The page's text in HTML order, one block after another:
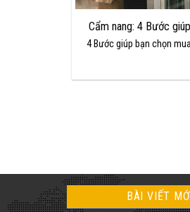
Cẩm nang: 4 Bước
4 Bước giúp bạn chọn
BÀI VIẾT